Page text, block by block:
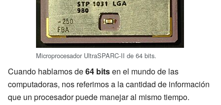
Microprocesador UltraSPARC-II de 64 bits.
Cuando hablamos de64 bitsen el mundo de las
computadoras, nos referimos a la cantidad de información
que un procesador puede manejar al mismo tiempo.